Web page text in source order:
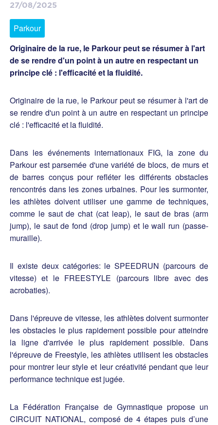
27/08/2025
Parkour
Originaire de la rue, le Parkour peut se résumer à l'art
de se rendre d'un point à un autre en respectant un
principe clé : l'efficacité et la fluidité.
Originaire de la rue, le Parkour peut se résumer à l'art de
se rendre d'un point à un autre en respectant un principe
clé : l'efficacité et la fluidité.
Dans les événements internationaux FIG, la zone du
Parkour est parsemée d'une variété de blocs, de murs et
de barres conçus pour refléter les différents obstacles
rencontrés dans les zones urbaines. Pour les surmonter,
les athlètes doivent utiliser une gamme de techniques,
comme le saut de chat (cat leap), le saut de bras (arm
jump), le saut de fond (drop jump) et le wall run (passe-
muraille).
Il existe deux catégories: le SPEEDRUN (parcours de
vitesse) et le FREESTYLE (parcours libre avec des
acrobaties).
Dans l'épreuve de vitesse, les athlètes doivent surmonter
les obstacles le plus rapidement possible pour atteindre
la ligne d'arrivée le plus rapidement possible. Dans
l'épreuve de Freestyle, les athlètes utilisent les obstacles
pour montrer leur style et leur créativité pendant que leur
performance technique est jugée.
La Fédération Française de Gymnastique propose un
CIRCUIT NATIONAL, composé de 4 étapes puis d’une